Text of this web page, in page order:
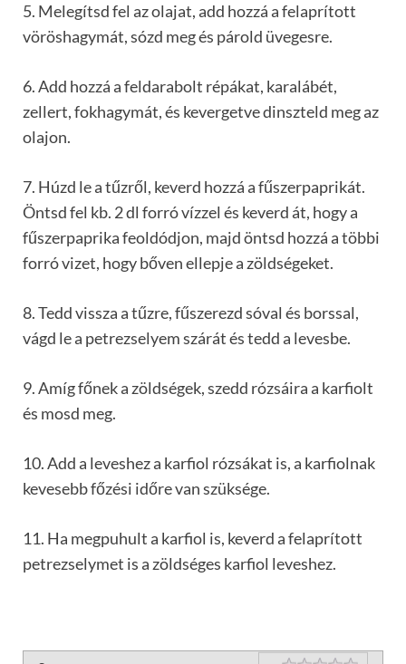
5. Melegítsd fel az olajat, add hozzá a felaprított
vöröshagymát, sózd meg és párold üvegesre.
6. Add hozzá a feldarabolt répákat, karalábét,
zellert, fokhagymát, és kevergetve dinszteld meg az
olajon.
7. Húzd le a tűzről, keverd hozzá a fűszerpaprikát.
Öntsd fel kb. 2 dl forró vízzel és keverd át, hogy a
fűszerpaprika feoldódjon, majd öntsd hozzá a többi
forró vizet, hogy bőven ellepje a zöldségeket.
8. Tedd vissza a tűzre, fűszerezd sóval és borssal,
vágd le a petrezselyem szárát és tedd a levesbe.
9. Amíg főnek a zöldségek, szedd rózsáira a karfiolt
és mosd meg.
10. Add a leveshez a karfiol rózsákat is, a karfiolnak
kevesebb főzési időre van szüksége.
11. Ha megpuhult a karfiol is, keverd a felaprított
petrezselymet is a zöldséges karfiol leveshez.